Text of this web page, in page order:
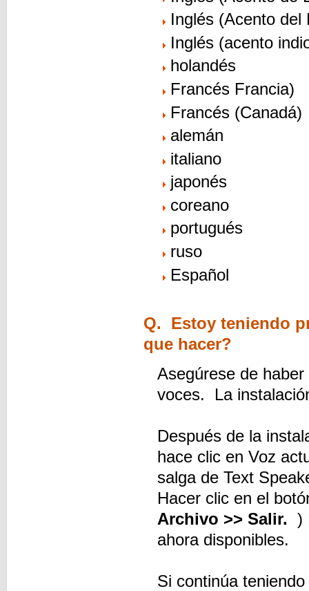
Inglés (Acento del
Inglés (acento
holandés
Francés Francia)
Francés (Canadá)
alemán
italiano
japonés
coreano
portugués
ruso
Español
Q. Estoy teniendo
que hacer?
Asegúrese de
voces. La
Después de la
hace clic en Voz
salga de Text
Hacer clic en el
Archivo >> Salir. )
ahora disponibles.
Si continúa